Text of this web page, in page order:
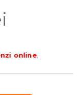
online.